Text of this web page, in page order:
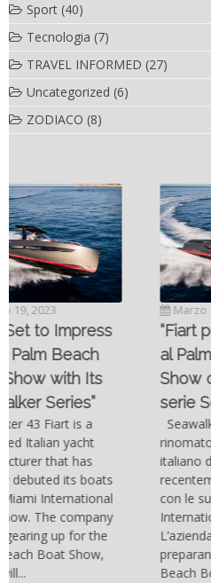
Sport (40)
Tecnologia (7)
TRAVEL INFORMED (27)
Uncategorized (6)
ZODIACO (8)
Marzo 19, 2023
“Fiart pronta a stupire
al Palm Beach Boat
Show con la sua
serie Seawalker”
Seawalker 43 Fiart è un
rinomato produttore
italiano di yacht che ha
recentemente debuttato
con le sue barche al Miami
International Boat Show.
L’azienda si sta ora
preparando per il Palm
Beach Boat Show,...